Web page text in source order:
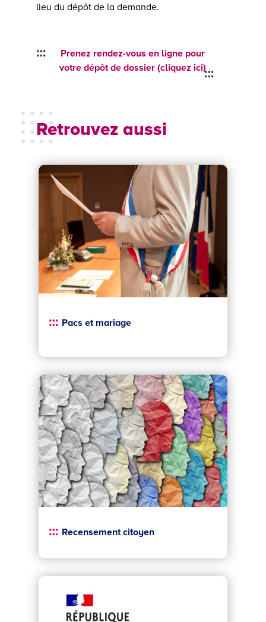
lieu du dépôt de la demande.
Prenez rendez-vous en ligne pour
votre dépôt de dossier (cliquez ici)
Retrouvez aussi
Pacs et mariage
Recensement citoyen